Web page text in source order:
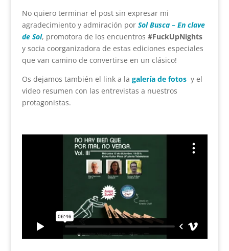
No quiero terminar el post sin expresar mi
agradecimiento y admiración por Sol Busca – En clave
de Sol, promotora de los encuentros #FuckUpNights
y socia coorganizadora de estas ediciones especiales
que van camino de convertirse en un clásico!
Os dejamos también el link a la galería de fotosy el
video resumen con las entrevistas a nuestros
protagonistas.